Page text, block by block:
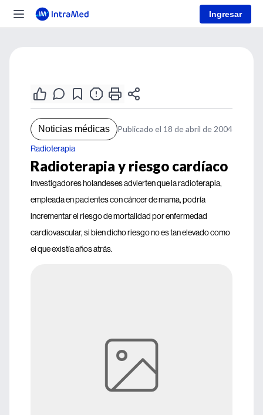
Ingresar
Noticias médicas Publicado el 18 de abril de 2004
Radioterapia
Radioterapia y riesgo cardíaco
Investigadores holandeses advierten que la radioterapia,
empleada en pacientes con cáncer de mama, podría
incrementar el riesgo de mortalidad por enfermedad
cardiovascular, si bien dicho riesgo no es tan elevado como
el que existía años atrás.